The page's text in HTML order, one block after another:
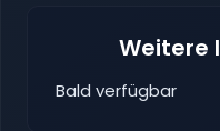
Weitere
Bald verfügbar